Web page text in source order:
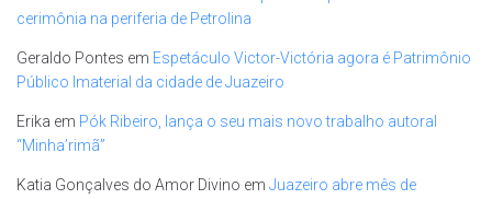
cerimônia na periferia de Petrolina
Geraldo Pontes em Espetáculo Victor-Victória agora é Patrimônio
Público Imaterial da cidade de Juazeiro
Erika em Pók Ribeiro, lança o seu mais novo trabalho autoral
“Minha’rimã”
Katia Gonçalves do Amor Divino em Juazeiro abre mês de